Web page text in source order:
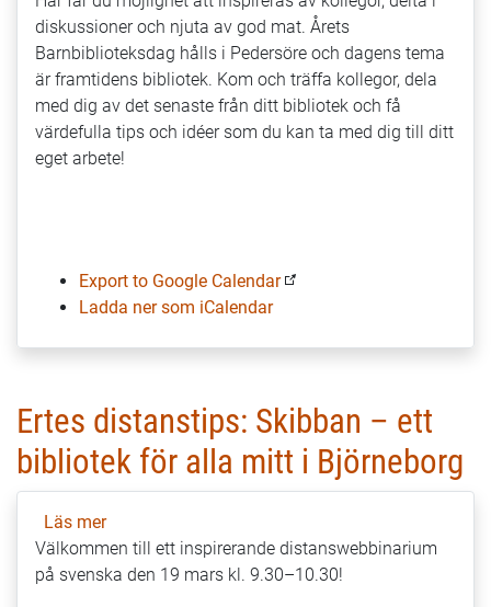
diskussioner och njuta av god mat. Årets
Barnbiblioteksdag hålls i Pedersöre och dagens tema
är framtidens bibliotek. Kom och träffa kollegor, dela
med dig av det senaste från ditt bibliotek och få
värdefulla tips och idéer som du kan ta med dig till ditt
eget arbete!
Export to Google Calendar
Ladda ner som iCalendar
Ertes distanstips: Skibban – ett
bibliotek för alla mitt i Björneborg
Läs merom
Ertes
distanstips:
Välkommen till ett inspirerande distanswebbinarium
på svenska den 19 mars kl. 9.30–10.30!